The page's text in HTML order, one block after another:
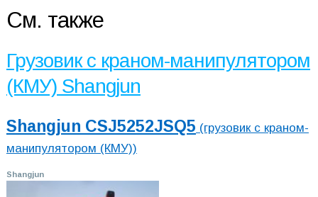
См. также
Грузовик с краном-манипулятором
(КМУ) Shangjun
Shangjun CSJ5252JSQ5 (грузовик с краном-
манипулятором (КМУ))
Shangjun